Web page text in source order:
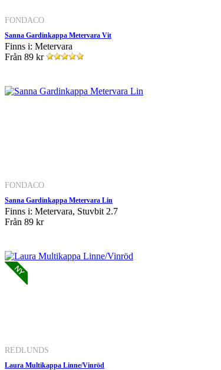
FONDACO
Sanna Gardinkappa Metervara Vit
Finns i: Metervara
Från 89 kr
FONDACO
Sanna Gardinkappa Metervara Lin
Finns i: Metervara, Stuvbit 2.7
Från 89 kr
REDLUNDS
Laura Multikappa Linne/Vinröd